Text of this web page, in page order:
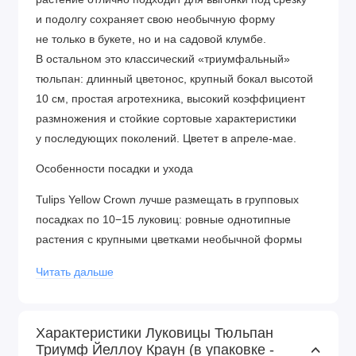
и подолгу сохраняет свою необычную форму
не только в букете, но и на садовой клумбе.
В остальном это классический «триумфальный»
тюльпан: длинный цветонос, крупный бокал высотой
10 см, простая агротехника, высокий коэффициент
размножения и стойкие сортовые характеристики
у последующих поколений. Цветет в апреле-мае.
Особенности посадки и ухода
Tulips Yellow Crown лучше размещать в групповых
посадках по 10−15 луковиц: ровные однотипные
растения с крупными цветками необычной формы
их видит. Место под высадку должно быть
обычно бывает в октябре. Растения не переносят
Читать дальше
Характеристики Луковицы Тюльпан
Триумф Йеллоу Краун (в упаковке -